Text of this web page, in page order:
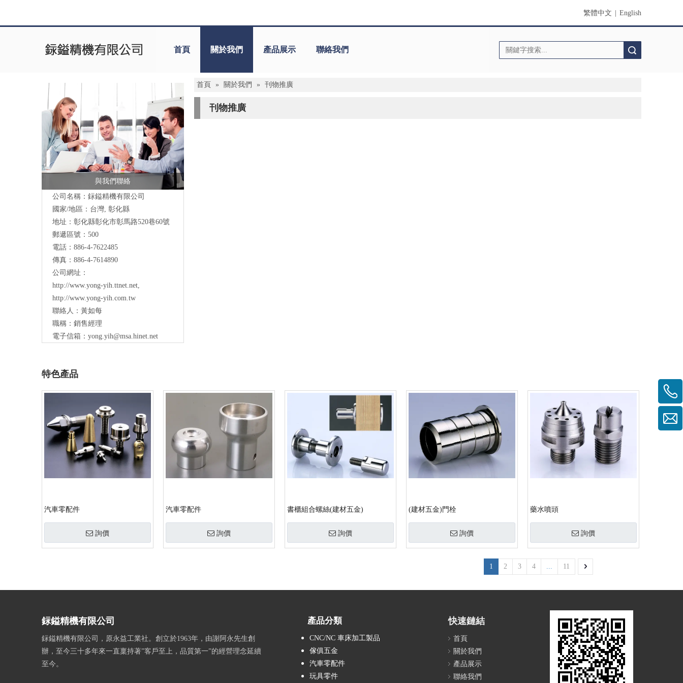
繁體中文 English
首頁 關於我們 產品展示 聯絡我們
與我們聯絡
公司名稱：銢鎰精機有限公司
國家/地區：台灣, 彰化縣
地址：彰化縣彰化市彰馬路520巷60號
郵遞區號：500
電話：886-4-7622485
傳真：886-4-7614890
公司網址：
http://www.yong-yih.ttnet.net,
http://www.yong-yih.com.tw
聯絡人：黃如每
職稱：銷售經理
電子信箱： yong.yih@msa.hinet.net
首頁 » 關於我們 » 刊物推廣
刊物推廣
特色產品
汽車零配件
詢價
汽車零配件
詢價
書櫃組合螺絲(建材五金)
詢價
(建材五金)門栓
詢價
藥水噴頭
詢價
1 2 3 4 ... 11
銢鎰精機有限公司
銢鎰精機有限公司，原永益工業社。創立於1963年，由謝阿永先生創
辦，至今三十多年來一直稟持著”客戶至上，品質第一”的經營理念延續
至今。
產品分類
CNC/NC 車床加工製品
傢俱五金
汽車零配件
玩具零件
快速鏈結
首頁
關於我們
產品展示
聯絡我們